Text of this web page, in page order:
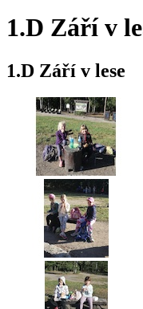
1.D Září v
1.D Září v lese